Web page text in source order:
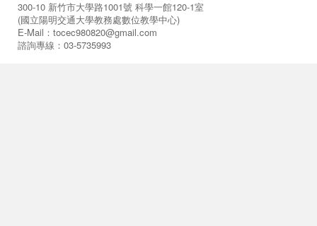
300-10 新竹市大學路1001號 科學一館120-1室
(國立陽明交通大學教務處數位教學中心)
E-Mail： tocec980820@gmail.com
諮詢專線：03-5735993